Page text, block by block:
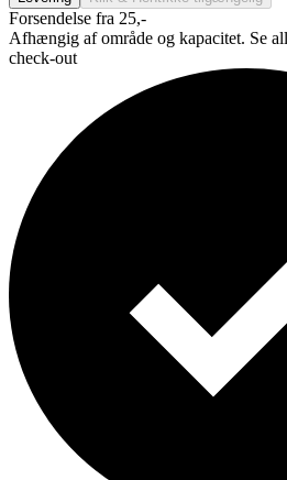
Forsendelse fra 25,-
Afhængig af område og kapacitet. Se
check-out